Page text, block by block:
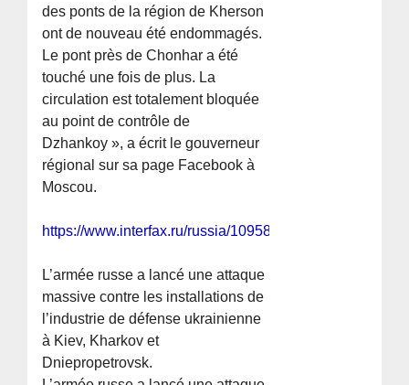
des ponts de la région de Kherson
ont de nouveau été endommagés.
Le pont près de Chonhar a été
touché une fois de plus. La
circulation est totalement bloquée
au point de contrôle de
Dzhankoy », a écrit le gouverneur
régional sur sa page Facebook à
Moscou.
https://www.interfax.ru/russia/1095899
L’armée russe a lancé une attaque
massive contre les installations de
l’industrie de défense ukrainienne
à Kiev, Kharkov et
Dniepropetrovsk.